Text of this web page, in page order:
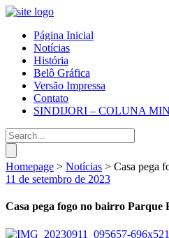
Página Inicial
Notícias
História
Belô Gráfica
Versão Impressa
Contato
SINDIJORI – COLUNA
Homepage > Notícias > Casa pega
11 de setembro de 2023
Casa pega fogo no bairro Parque